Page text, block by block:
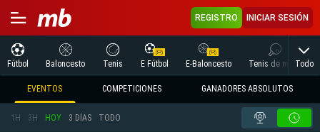
REGISTRO INICIAR SESIÓN
Fútbol Baloncesto Tenis E Fútbol E-Baloncesto Tenis de mesaTodo
EVENTOS COMPETICIONES GANADORES ABSOLUTOS
1H 3H HOY 3 DÍAS TODO